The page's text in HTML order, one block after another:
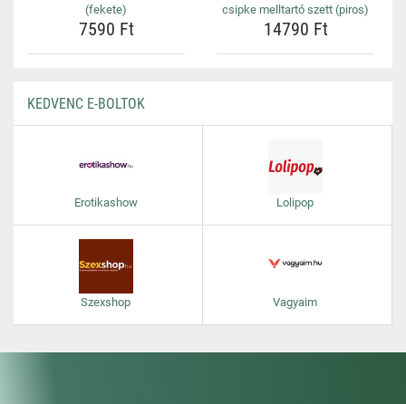
(fekete)
7590 Ft
csipke melltartó szett (piros)
14790 Ft
KEDVENC E-BOLTOK
Erotikashow Lolipop
Szexshop Vagyaim